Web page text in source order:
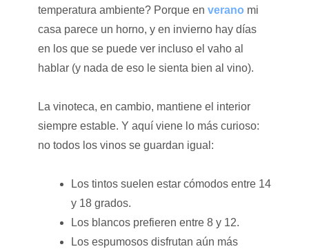
temperatura ambiente? Porque en verano mi
casa parece un horno, y en invierno hay días
en los que se puede ver incluso el vaho al
hablar (y nada de eso le sienta bien al vino).
La vinoteca, en cambio, mantiene el interior
siempre estable. Y aquí viene lo más curioso:
no todos los vinos se guardan igual:
Los tintos suelen estar cómodos entre 14
y 18 grados.
Los blancos prefieren entre 8 y 12.
Los espumosos disfrutan aún más